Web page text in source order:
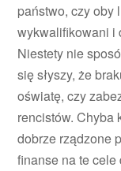
państwo, czy oby
wykwalifikowani i
Niestety nie
się słyszy, że
oświatę, czy
rencistów. Chyba
dobrze rządzone
finanse na te